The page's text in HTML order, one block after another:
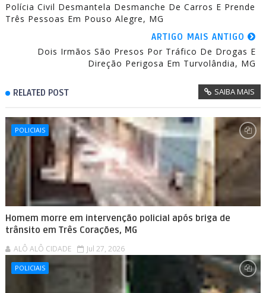
Polícia Civil Desmantela Desmanche De Carros E Prende
Três Pessoas Em Pouso Alegre, MG
ARTIGO MAIS ANTIGO
Dois Irmãos São Presos Por Tráfico De Drogas E
Direção Perigosa Em Turvolândia, MG
RELATED POST SAIBA MAIS
POLICIAIS
Homem morre em intervenção policial após briga de
trânsito em Três Corações, MG
ALÔ ALÔ CIDADE Jul 27, 2026
POLICIAIS